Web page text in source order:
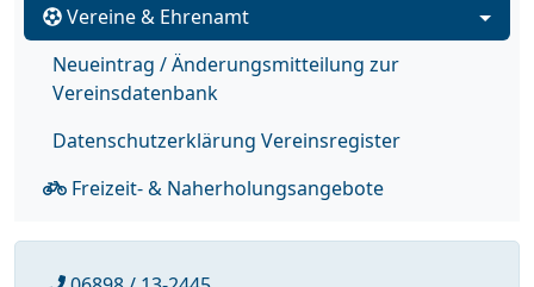
Vereine & Ehrenamt
Neueintrag / Änderungsmitteilung zur
Vereinsdatenbank
Datenschutzerklärung Vereinsregister
Freizeit- & Naherholungsangebote